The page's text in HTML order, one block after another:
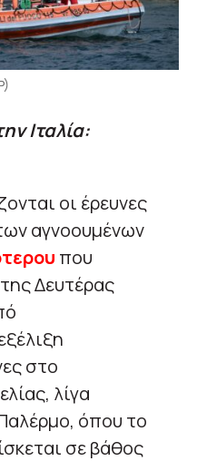
Ιταλία:
οι έρευνες
αγνοουμένων
που
Δευτέρας
στο
λίγα
όπου το
σε βάθος